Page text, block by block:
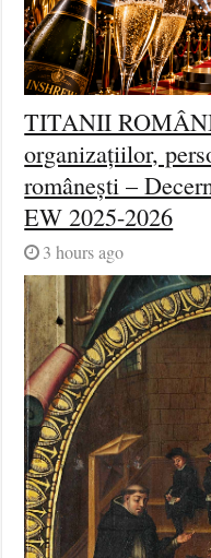
TITANII
organizațiilor,
românești –
EW 2025-2026
3 hours ago